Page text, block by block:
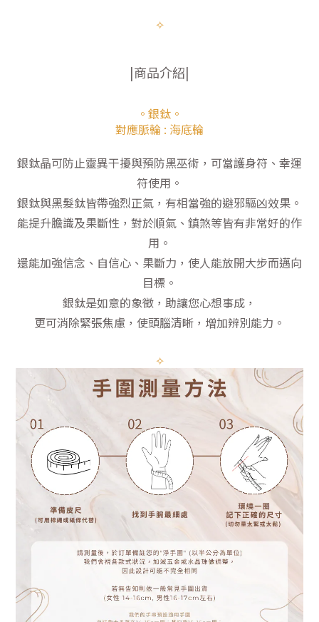
✧
|商品介紹|
。銀鈦。
對應脈輪 : 海底輪
銀鈦晶可防止靈異干擾與預防黑巫術，可當護身符、幸運
符使用。
銀鈦與黑髮鈦皆帶強烈正氣，有相當強的避邪驅凶效果。
能提升膽識及果斷性，對於順氣、鎮煞等皆有非常好的作
用。
還能加強信念、自信心、果斷力，使人能放開大步而邁向
目標。
銀鈦是如意的象徵，助讓您心想事成，
更可消除緊張焦慮，使頭腦清晰，增加辨別能力。
✧